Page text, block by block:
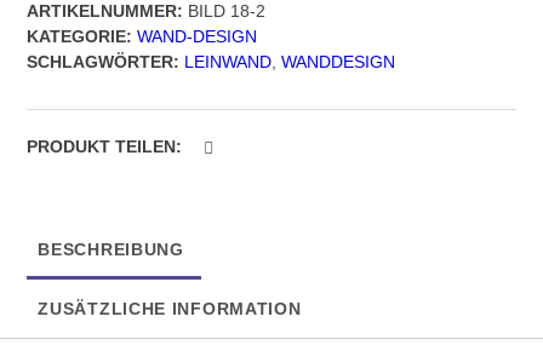
2,
quadratisches
Format
ARTIKELNUMMER: BILD 18-2
KATEGORIE: WAND-DESIGN
SCHLAGWÖRTER: LEINWAND ,WANDDESIGN
PRODUKT TEILEN:
BESCHREIBUNG
ZUSÄTZLICHE INFORMATION